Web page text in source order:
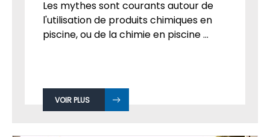
Les mythes sont courants autour de
l'utilisation de produits chimiques en
piscine, ou de la chimie en piscine ...
VOIR PLUS